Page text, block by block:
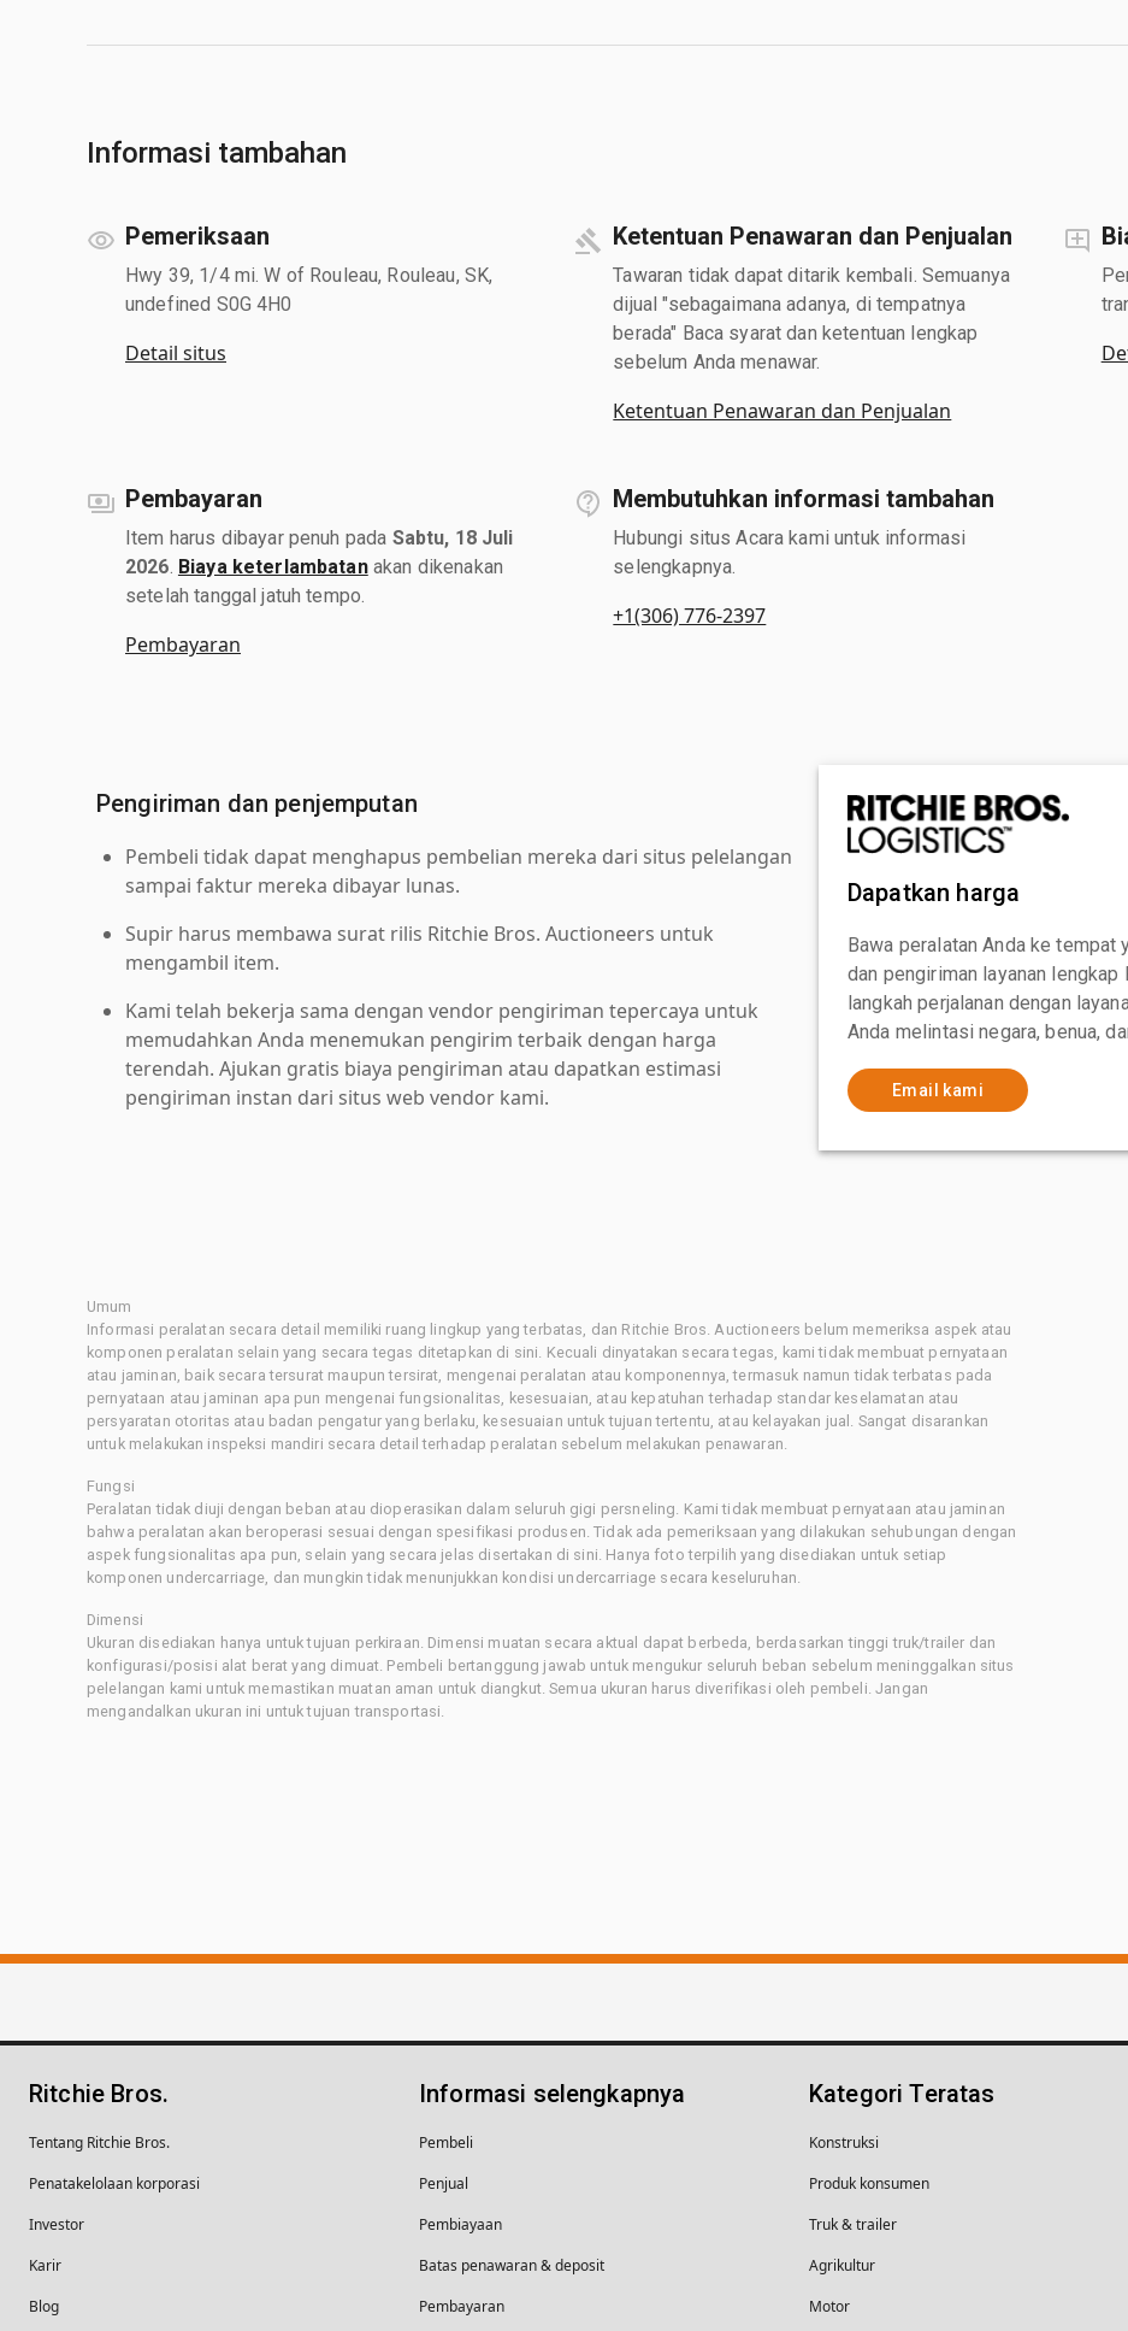
Informasi tambahan
Pemeriksaan
Hwy 39, 1/4 mi. W of Rouleau, Rouleau, SK,
undefined S0G 4H0
Detail situs
Ketentuan Penawaran dan Penjualan
Tawaran tidak dapat ditarik kembali. Semuanya
dijual "sebagaimana adanya, di tempatnya
berada" Baca syarat dan ketentuan lengkap
sebelum Anda menawar.
Ketentuan Penawaran dan Penjualan
Pembayaran
Item harus dibayar penuh pada Sabtu, 18 Juli
2026 Biaya keterlambatanakan dikenakan
setelah tanggal jatuh tempo.
Pembayaran
Membutuhkan informasi tambahan
Hubungi situs Acara kami untuk informasi
selengkapnya.
+1(306) 776-2397
Pengiriman dan penjemputan
Pembeli tidak dapat menghapus pembelian mereka dari situs pelelangan
sampai faktur mereka dibayar lunas.
Supir harus membawa surat rilis Ritchie Bros. Auctioneers untuk
mengambil item.
Kami telah bekerja sama dengan vendor pengiriman tepercaya untuk
memudahkan Anda menemukan pengirim terbaik dengan harga
terendah. Ajukan gratis biaya pengiriman atau dapatkan estimasi
pengiriman instan dari situs web vendor kami.
Dapatkan harga
Bawa peralatan Anda ke
dan pengiriman layanan
langkah perjalanan dengan
Anda melintasi negara, benua,
Email kami
Umum
Informasi peralatan secara detail memiliki ruang lingkup yang terbatas, dan Ritchie Bros. Auctioneers belum memeriksa aspek atau
komponen peralatan selain yang secara tegas ditetapkan di sini. Kecuali dinyatakan secara tegas, kami tidak membuat pernyataan
atau jaminan, baik secara tersurat maupun tersirat, mengenai peralatan atau komponennya, termasuk namun tidak terbatas pada
pernyataan atau jaminan apa pun mengenai fungsionalitas, kesesuaian, atau kepatuhan terhadap standar keselamatan atau
persyaratan otoritas atau badan pengatur yang berlaku, kesesuaian untuk tujuan tertentu, atau kelayakan jual. Sangat disarankan
untuk melakukan inspeksi mandiri secara detail terhadap peralatan sebelum melakukan penawaran.
Fungsi
Peralatan tidak diuji dengan beban atau dioperasikan dalam seluruh gigi persneling. Kami tidak membuat pernyataan atau jaminan
bahwa peralatan akan beroperasi sesuai dengan spesifikasi produsen. Tidak ada pemeriksaan yang dilakukan sehubungan dengan
aspek fungsionalitas apa pun, selain yang secara jelas disertakan di sini. Hanya foto terpilih yang disediakan untuk setiap
komponen undercarriage, dan mungkin tidak menunjukkan kondisi undercarriage secara keseluruhan.
Dimensi
Ukuran disediakan hanya untuk tujuan perkiraan. Dimensi muatan secara aktual dapat berbeda, berdasarkan tinggi truk/trailer dan
konfigurasi/posisi alat berat yang dimuat. Pembeli bertanggung jawab untuk mengukur seluruh beban sebelum meninggalkan situs
pelelangan kami untuk memastikan muatan aman untuk diangkut. Semua ukuran harus diverifikasi oleh pembeli. Jangan
mengandalkan ukuran ini untuk tujuan transportasi.
Ritchie Bros.
Tentang Ritchie Bros.
Penatakelolaan korporasi
Investor
Karir
Blog
Informasi selengkapnya
Pembeli
Penjual
Pembiayaan
Batas penawaran & deposit
Pembayaran
Kategori Teratas
Konstruksi
Produk konsumen
Truk & trailer
Agrikultur
Motor